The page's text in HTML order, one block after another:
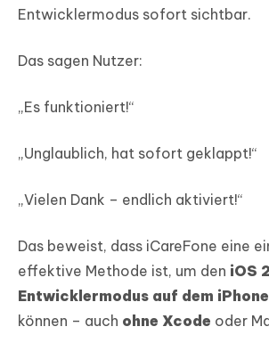
Entwicklermodus sofort sichtbar.
Das sagen Nutzer:
„Es funktioniert!“
„Unglaublich, hat sofort geklappt!“
„Vielen Dank – endlich aktiviert!“
Das beweist, dass iCareFone eine
effektive Methode ist, um den iOS
Entwicklermodus auf dem
können – auch ohne Xcode oder